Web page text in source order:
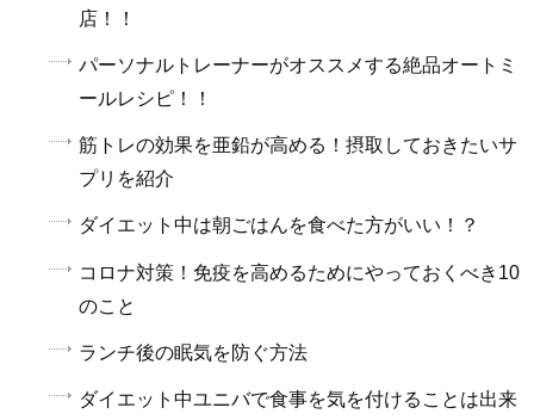
店！！
パーソナルトレーナーがオススメする絶品オートミ
ールレシピ！！
筋トレの効果を亜鉛が高める！摂取しておきたいサ
プリを紹介
ダイエット中は朝ごはんを食べた方がいい！？
コロナ対策！免疫を高めるためにやっておくべき10
のこと
ランチ後の眠気を防ぐ方法
ダイエット中ユニバで食事を気を付けることは出来